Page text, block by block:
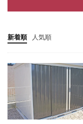
丸三タカギ ステ
井上定㈱ モダン
四国化成 スタッ
四国化成 フェア
四国化成 マイポ
四国化成 マイポ
新着順 人気順
ECOMOC エコ
LIXIL アーキフィ
LIXIL アクシィ1
LIXIL アメリカン
LIXIL アルファベ
LIXIL アルメッシ